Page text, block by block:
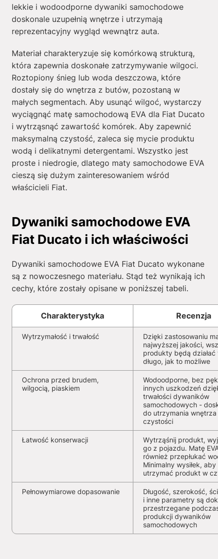
lekkie i wodoodporne dywaniki samochodowe
doskonale uzupełnią wnętrze i utrzymają
reprezentacyjny wygląd wewnątrz auta.
Materiał charakteryzuje się komórkową strukturą,
która zapewnia doskonałe zatrzymywanie wilgoci.
Roztopiony śnieg lub woda deszczowa, które
dostały się do wnętrza z butów, pozostaną w
małych segmentach. Aby usunąć wilgoć, wystarczy
wyciągnąć matę samochodową EVA dla Fiat Ducato
i wytrząsnąć zawartość komórek. Aby zapewnić
maksymalną czystość, zaleca się mycie produktu
wodą i delikatnymi detergentami. Wszystko jest
proste i niedrogie, dlatego maty samochodowe EVA
cieszą się dużym zainteresowaniem wśród
właścicieli Fiat.
Dywaniki samochodowe EVA
Fiat Ducato i ich właściwości
Dywaniki samochodowe EVA Fiat Ducato wykonane
są z nowoczesnego materiału. Stąd też wynikają ich
cechy, które zostały opisane w poniższej tabeli.
Charakterystyka Recenzja
Wytrzymałość i trwałość
Dzięki zastosowaniu
najwyższej jakości,
produkty będą działać
długo, jak to możliwe
Ochrona przed brudem,
wilgocią, piaskiem
Wodoodporne, bez
innych uszkodzeń
trwałości dywaników
samochodowych -
do utrzymania wnętrza
czystości
Łatwość konserwacji
Wytrząśnij produkt,
go z pojazdu. Matę
również przepłukać
Minimalny wysiłek, aby
utrzymać produkt w
Pełnowymiarowe dopasowanie
Długość, szerokość,
i inne parametry są
przestrzegane
produkcji dywaników
samochodowych